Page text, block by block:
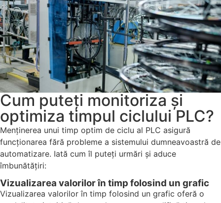
Cum puteți monitoriza și
optimiza timpul ciclului PLC?
Menținerea unui timp optim de ciclu al PLC asigură
funcționarea fără probleme a sistemului dumneavoastră de
automatizare. Iată cum îl puteți urmări și aduce
îmbunătățiri:
Vizualizarea valorilor în timp folosind un grafic
Vizualizarea valorilor în timp folosind un grafic oferă o